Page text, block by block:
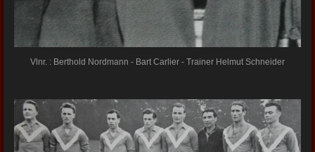
Vlnr. : Berthold Nordmann - Bart Carlier - Trainer Helmut Schneider